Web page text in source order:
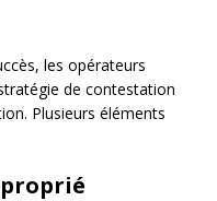
les opérateurs
de contestation
Plusieurs éléments